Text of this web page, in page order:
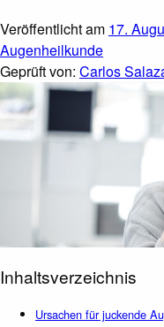
Veröffentlicht am 17.
Augenheilkunde
Geprüft von: Carlos
Inhaltsverzeichnis
Ursachen für juckende